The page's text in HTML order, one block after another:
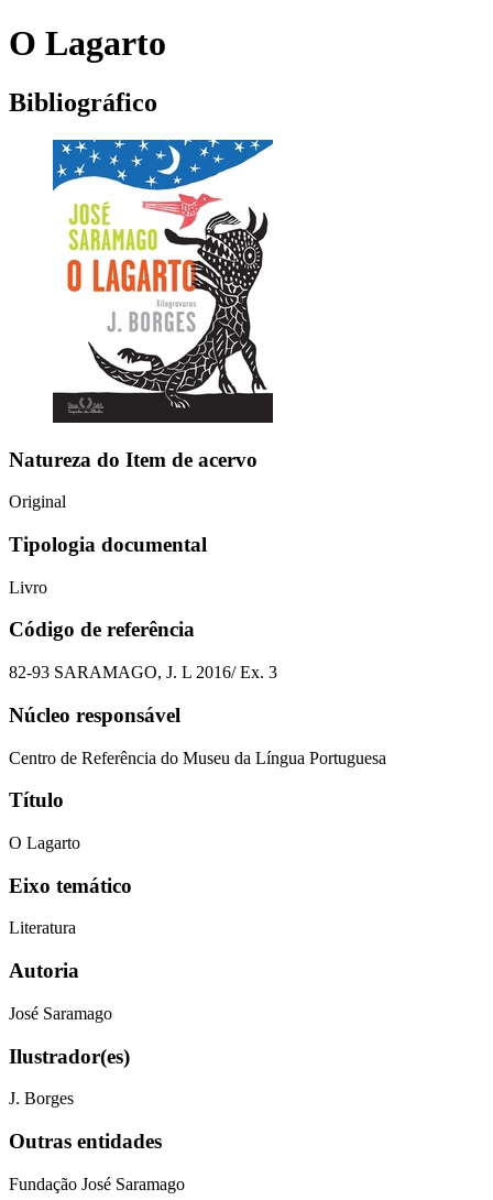
O Lagarto
Bibliográfico
Natureza do Item de acervo
Original
Tipologia documental
Livro
Código de referência
82-93 SARAMAGO, J. L 2016/ Ex. 3
Núcleo responsável
Centro de Referência do Museu da Língua Portuguesa
Título
O Lagarto
Eixo temático
Literatura
Autoria
José Saramago
Ilustrador(es)
J. Borges
Outras entidades
Fundação José Saramago